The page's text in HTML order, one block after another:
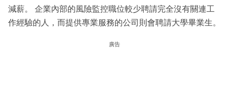
減薪。 企業內部的風險監控職位較少聘請完全沒有關連工
作經驗的人，而提供專業服務的公司則會聘請大學畢業生。
廣告